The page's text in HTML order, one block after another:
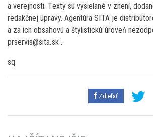
a verejnosti. Texty sú vysielané v znení,
redakčnej úpravy. Agentúra SITA je
a za ich obsahovú a štylistickú úroveň
prservis@sita.sk .
sq
Zdieľať